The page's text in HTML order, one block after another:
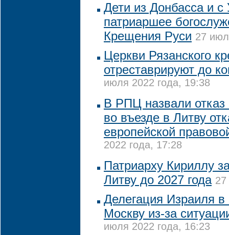
Дети из Донбасса и с
патриаршее
Крещения Руси 27
Церкви Рязанского
отреставрируют до
июля 2022 года, 19:38
В РПЦ назвали отказ
во въезде в Литву
европейской
2022 года, 17:28
Патриарху Кириллу
Литву до 2027 года
Делегация Израиля в
Москву из-за
июля 2022 года, 16:23